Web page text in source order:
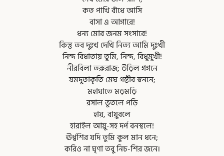
কত পাখি বাঁধে আসি
বাসা এ আগারে!
ধন্য মোর জনম সংসারে!
কিন্তু তব দুঃখ দেখি নিত্য আমি দুঃখী
নিন্দ বিধাতায় তুমি, নিন্দ, বিধুমুখী!
নীরবিলা তরুরাজ; উড়িল গগনে
যমদূতাকৃতি মেঘ গম্ভীর স্বননে;
মহাঘাতে মড়মড়ি
রসাল ভূতলে পড়ি
হায়, বায়ুবলে
হারাইল আয়ু-সহ দর্প বনস্থলে!
ঊর্ধ্বশির যদি তুমি কুল মান ধনে;
করিও না ঘৃণা তবু নিচ-শির জনে।